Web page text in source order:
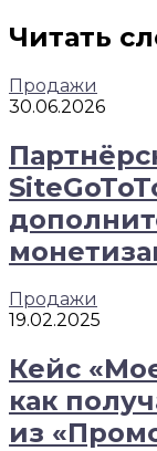
Читать
Продажи
30.06.2026
Продажи
19.02.2025
Кейс
как
из